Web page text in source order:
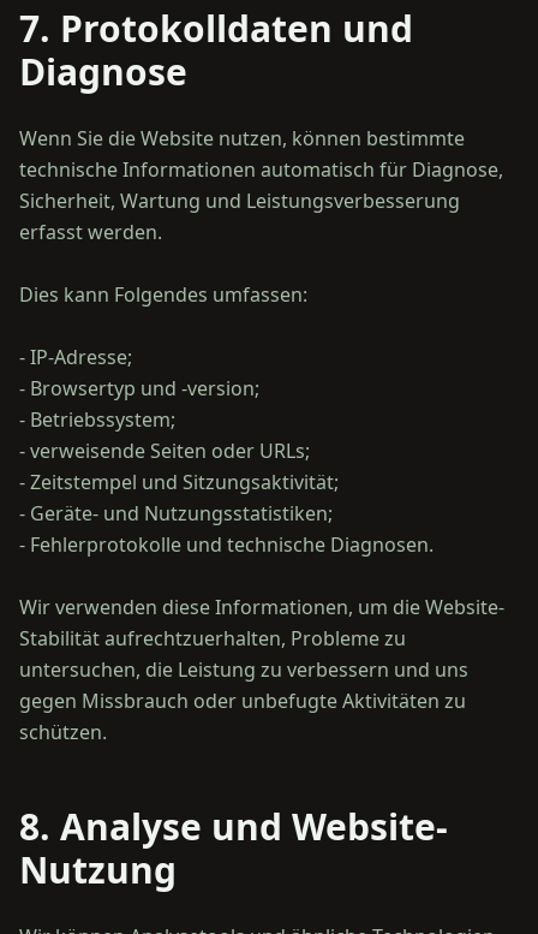
7. Protokolldaten und
Diagnose
Wenn Sie die Website nutzen, können bestimmte
technische Informationen automatisch für Diagnose,
Sicherheit, Wartung und Leistungsverbesserung
erfasst werden.
Dies kann Folgendes umfassen:
- IP-Adresse;
- Browsertyp und -version;
- Betriebssystem;
- verweisende Seiten oder URLs;
- Zeitstempel und Sitzungsaktivität;
- Geräte- und Nutzungsstatistiken;
- Fehlerprotokolle und technische Diagnosen.
Wir verwenden diese Informationen, um die Website-
Stabilität aufrechtzuerhalten, Probleme zu
untersuchen, die Leistung zu verbessern und uns
gegen Missbrauch oder unbefugte Aktivitäten zu
8. Analyse und Website-
Nutzung